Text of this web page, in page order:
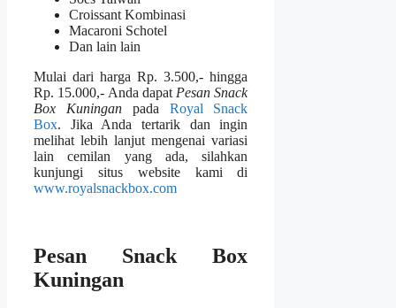
Croissant Kombinasi
Macaroni Schotel
Dan lain lain
Mulai dari harga Rp. 3.500,- hingga
Rp. 15.000,- Anda dapat Pesan Snack
Box Kuninganpada Royal Snack
Box. Jika Anda tertarik dan ingin
melihat lebih lanjut mengenai variasi
lain cemilan yang ada, silahkan
kunjungi situs website kami di
www.royalsnackbox.com
Pesan Snack Box
Kuningan